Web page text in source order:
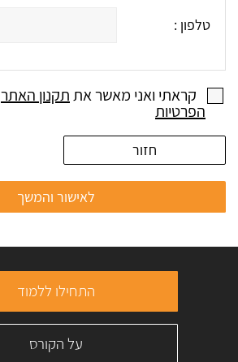
טלפון :
קראתי ואני מאשר אתתקנון האתר
הפרטיות
חזור
התחילו ללמוד
על הקורס